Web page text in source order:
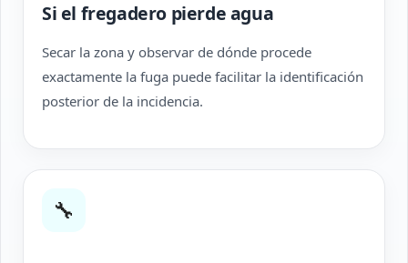
Si el fregadero pierde agua
Secar la zona y observar de dónde procede
exactamente la fuga puede facilitar la identificación
posterior de la incidencia.
🔧